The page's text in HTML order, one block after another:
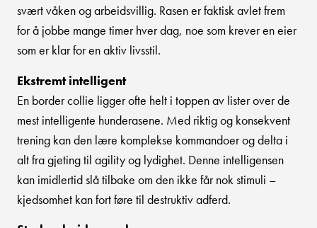
svært våken og arbeidsvillig. Rasen er faktisk avlet frem
for å jobbe mange timer hver dag, noe som krever en eier
som er klar for en aktiv livsstil.
Ekstremt intelligent
En border collie ligger ofte helt i toppen av lister over de
mest intelligente hunderasene. Med riktig og konsekvent
trening kan den lære komplekse kommandoer og delta i
alt fra gjeting til agility og lydighet. Denne intelligensen
kan imidlertid slå tilbake om den ikke får nok stimuli –
kjedsomhet kan fort føre til destruktiv adferd.